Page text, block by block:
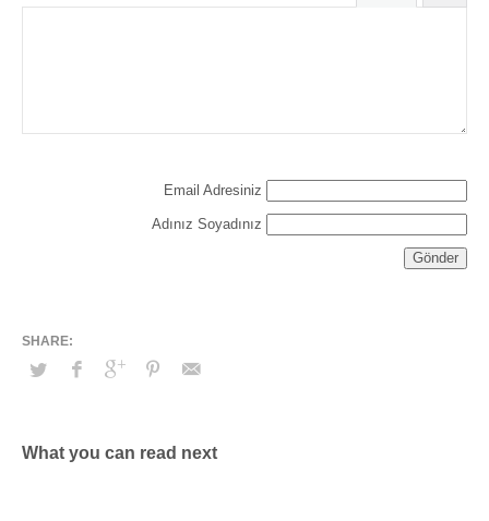
Email Adresiniz
Adınız Soyadınız
What you can read next